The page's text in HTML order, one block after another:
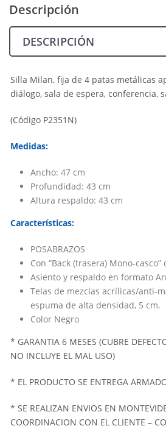
Descripción
DESCRIPCIÓN
Silla Milan, fija de 4 patas metálicas
diálogo, sala de espera, conferencia,
(Código P2351N)
Medidas:
Ancho: 47 cm
Profundidad: 43 cm
Altura respaldo: 43 cm
Características:
POSABRAZOS
Con “Back (trasera) Mono-
Asiento y respaldo en formato
Telas de mezclas acrílicas/anti-
espuma de alta densidad, 5 cm.
Color Negro
* GARANTIA 6 MESES (CUBRE
NO INCLUYE EL MAL USO)
* EL PRODUCTO SE ENTREGA
* SE REALIZAN ENVIOS EN
COORDINACION CON EL CLIENTE –